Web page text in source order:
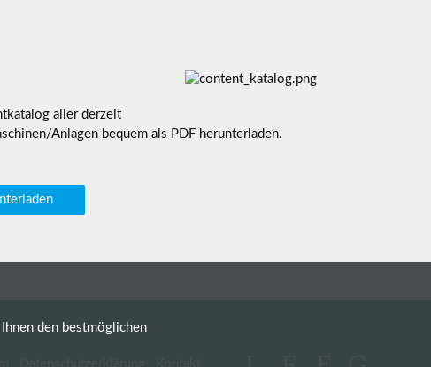
aller derzeit
Anlagen bequem als PDF herunterladen.
den bestmöglichen